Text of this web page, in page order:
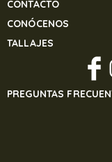
en
CONTACTO
CONÓCENOS
TALLAJES
PREGUNTAS